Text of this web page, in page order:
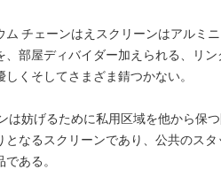
チェーンはえスクリーンはアルミ
、部屋ディバイダー加えられる、リ
くそしてさまざま錆つかない。
は妨げるために私用区域を他から保
なるスクリーンであり、公共のス
ある。